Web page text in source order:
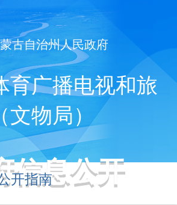
古自治州人民政府
育广播电视和旅
文物局）
信息公开
开指南